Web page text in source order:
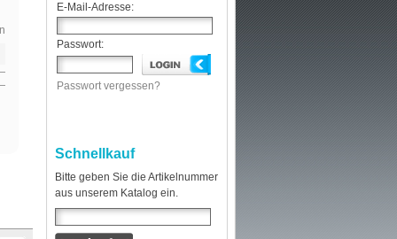
E-Mail-Adresse:
Passwort:
Passwort vergessen?
Schnellkauf
Bitte geben Sie die Artikelnummer
aus unserem Katalog ein.